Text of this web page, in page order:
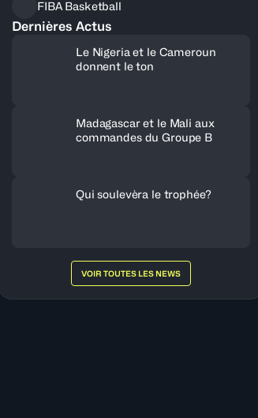
Légende du Tableau
FIBA Basketball
Dernières Actus
Le Nigeria et le Cameroun
donnent le ton
Madagascar et le Mali aux
commandes du Groupe B
Qui soulevèra le trophée?
VOIR TOUTES LES NEWS